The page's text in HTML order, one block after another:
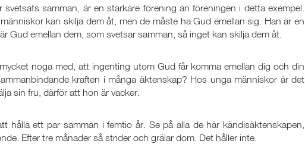
samman, är en starkare förening än föreningen i detta exempel.
kan skilja dem åt, men de måste ha Gud emellan sig. Han är en
Gud emellan dem, som svetsar samman, så inget kan skilja dem åt.
noga med, att ingenting utom Gud får komma emellan dig och din
kraften i många äktenskap? Hos unga människor är det
sin fru, därför att hon är vacker.
hålla ett par samman i femtio år. Se på alla de här kändisäktenskapen,
Efter tre månader så strider och grälar dom. Det håller inte.